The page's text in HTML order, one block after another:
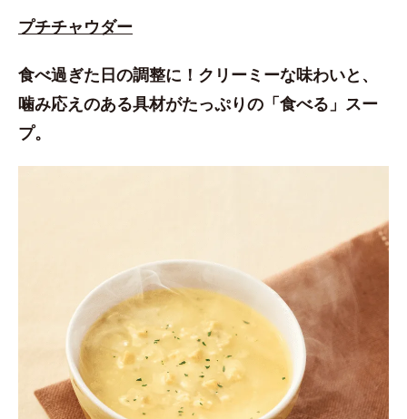
プチチャウダー
食べ過ぎた日の調整に！クリーミーな味わいと、
噛み応えのある具材がたっぷりの「食べる」スー
プ。